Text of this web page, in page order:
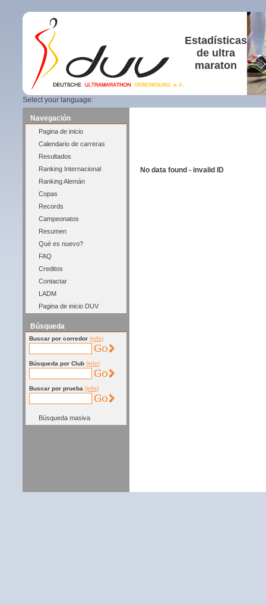
Estadísticas
de ultra
maraton
Select your language:
Navegación
Pagina de inicio
Calendario de carreras
Resultados
Ranking Internacional
Ranking Alemán
Copas
Records
Campeonatos
Resumen
Qué es nuevo?
FAQ
Creditos
Contactar
LADM
Pagina de inicio DUV
Búsqueda
Buscar por corredor (info)
Búsqueda por Club (info)
Buscar por prueba (info)
Búsqueda masiva
No data found - invalid ID